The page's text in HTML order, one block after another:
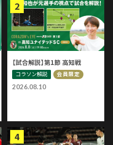
2026.08.10
【試合解説】第1節 高知戦
コラソン解説 会員限定